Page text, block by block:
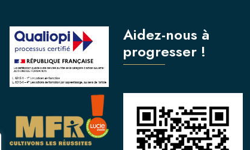
Aidez-nous à
progresser !